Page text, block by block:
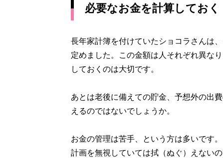
必要なお金を計算しておく
長年家計簿を付けていたショコラさんは
定めました。この金額は人それぞれ異な
しておくのは大切です。
あとは老後に備えての貯金、予想外の出
えるのではないでしょうか。
お金の管理は苦手、という方は多いです
計画を無視していては拭（ぬぐ）えない